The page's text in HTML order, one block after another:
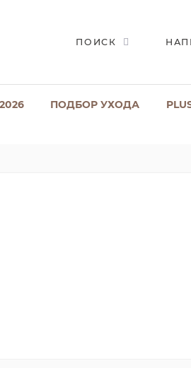
ПОИСК
ПОДБОР УХОДА